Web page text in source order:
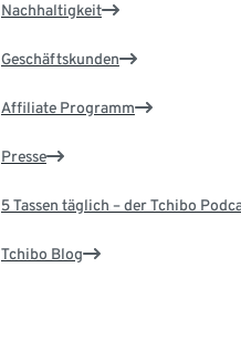
Nachhaltigkeit
Geschäftskunden
Affiliate Programm
Presse
5 Tassen täglich – der Tchibo
Tchibo Blog